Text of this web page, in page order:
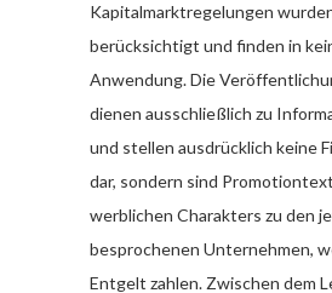
Kapitalmarktregelungen
berücksichtigt und finden in
Anwendung. Die
dienen ausschließlich zu
und stellen ausdrücklich keine
dar, sondern sind
werblichen Charakters zu den
besprochenen Unternehmen,
Entgelt zahlen. Zwischen dem